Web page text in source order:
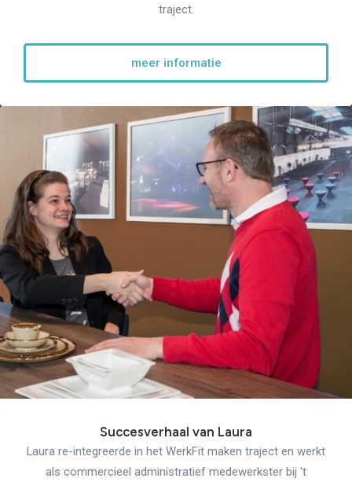
traject.
meer informatie
Succesverhaal van Laura
Laura re-integreerde in het WerkFit maken traject en werkt
als commercieel administratief medewerkster bij 't